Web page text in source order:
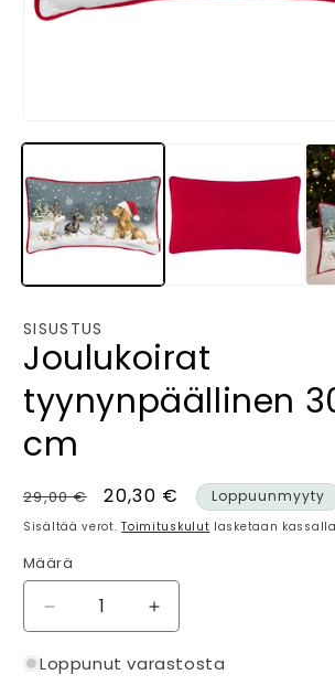
aineisto
modaalisessa
ikkunassa
SISUSTUS
Joulukoirat
tyynynpäällinen
cm
Normaalihinta
29,00 € Alennushinta
20,30 € Loppuunmyyty
Sisältää verot.Toimituskulut lasketaan
Määrä
Määrä
Vähennä
tuotteen
Joulukoirat
Lisää
tuotteen
Joulukoirat
Loppunut varastosta